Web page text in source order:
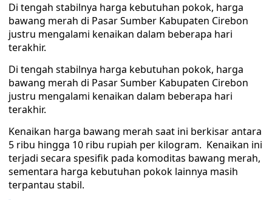
Di tengah stabilnya harga kebutuhan pokok, harga
bawang merah di Pasar Sumber Kabupaten Cirebon
justru mengalami kenaikan dalam beberapa hari
terakhir. ‎
Di tengah stabilnya harga kebutuhan pokok, harga
bawang merah di Pasar Sumber Kabupaten Cirebon
justru mengalami kenaikan dalam beberapa hari
terakhir.
Kenaikan harga bawang merah saat ini berkisar antara
5 ribu hingga 10 ribu rupiah per kilogram. ‎ Kenaikan ini
terjadi secara spesifik pada komoditas bawang merah,
sementara harga kebutuhan pokok lainnya masih
terpantau stabil. ‎